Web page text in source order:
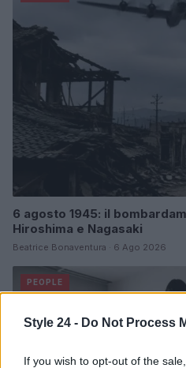
Style 24 - Do Not Process
If you wish to opt-out of the
6 agosto 1945: il
Hiroshima e Nagasaki
Beatrice Bonaventura · 6 Ago 2026
PEOPLE